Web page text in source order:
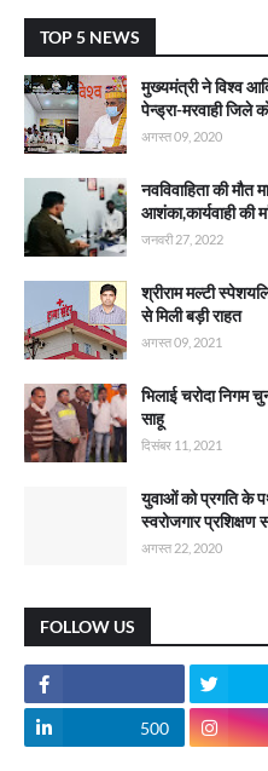
TOP 5 NEWS
मुख्यमंत्री ने विश्व
पेन्ड्रा-मरवाही जिले
अगस्त 09, 2020
नवविवाहिता की मौत
आशंका,कार्यवाही की
जनवरी 27, 2022
श्रीराम मल्टी
से मिली बड़ी राहत
अगस्त 09, 2021
भिलाई चरोदा निगम
साहू
दिसंबर 11, 2021
युवाओं को प्रगति के
स्वरोजगार प्रशिक्षण
अगस्त 22, 2020
FOLLOW US
500